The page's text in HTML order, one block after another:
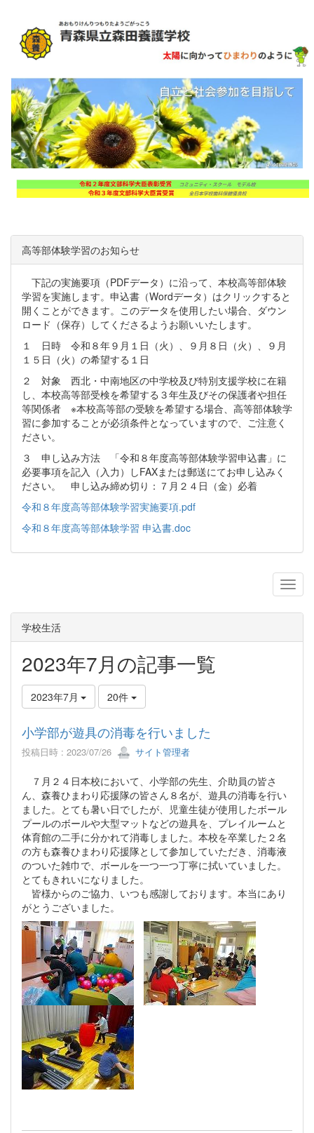
高等部体験学習のお知らせ
下記の実施要項（PDFデータ）に沿って、本校高等部体験
学習を実施します。申込書（Wordデータ）はクリックすると
開くことができます。このデータを使用したい場合、ダウン
ロード（保存）してくださるようお願いいたします。
１ 日時 令和８年９月１日（火）、９月８日（火）、９月
１５日（火）の希望する１日
２ 対象 西北・中南地区の中学校及び特別支援学校に在籍
し、本校高等部受検を希望する３年生及びその保護者や担任
等関係者 ※本校高等部の受験を希望する場合、高等部体験学
習に参加することが必須条件となっていますので、ご注意く
ださい。
３ 申し込み方法 「令和８年度高等部体験学習申込書」に
必要事項を記入（入力）しFAXまたは郵送にてお申し込みく
ださい。 申し込み締め切り：７月２４日（金）必着
令和８年度高等部体験学習実施要項.pdf
令和８年度高等部体験学習 申込書.doc
学校生活
2023年7月の記事一覧
2023年7月 20件
小学部が遊具の消毒を行いました
投稿日時 : 2023/07/26 サイト管理者
７月２４日本校において、小学部の先生、介助員の皆さ
ん、森養ひまわり応援隊の皆さん８名が、遊具の消毒を行い
ました。とても暑い日でしたが、児童生徒が使用したボール
プールのボールや大型マットなどの遊具を、プレイルームと
体育館の二手に分かれて消毒しました。本校を卒業した２名
の方も森養ひまわり応援隊として参加していただき、消毒液
のついた雑巾で、ボールを一つ一つ丁寧に拭いていました。
とてもきれいになりました。
皆様からのご協力、いつも感謝しております。本当にあり
がとうございました。